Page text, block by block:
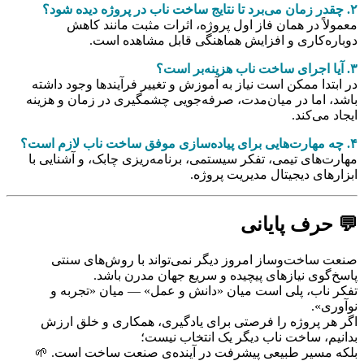
۲. چقدر زمان می‌برد تا نتایج ساخت ناب در پروژه دیده شود؟
معمولاً در همان فاز اول پروژه، اثرات مثبت مانند کاهش
دوباره‌کاری و افزایش هماهنگی قابل مشاهده است.
۳. آیا اجرای ساخت ناب هزینه‌بر است؟
در ابتدا ممکن است نیاز به آموزش و تغییر فرآیندها وجود داشته
باشد، اما در میان‌مدت، صرفه‌جویی چشمگیری در زمان و هزینه
ایجاد می‌کند.
۴. چه مهارت‌هایی برای پیاده‌سازی موفق ساخت ناب لازم است؟
مهارت‌های تیمی، تفکر سیستمی، برنامه‌ریزی چابک، و آشنایی با
ابزارهای دیجیتال مدیریت پروژه.
💬 حرف پایانی
صنعت ساخت‌وساز امروز دیگر نمی‌تواند با روش‌های سنتی
پاسخ‌گوی نیازهای پیچیده و سریع جهان مدرن باشد.
تفکر ناب، پلی است میان «دانش و عمل» — میان «تجربه و
نوآوری».
اگر هر پروژه را فرصتی برای یادگیری، همکاری و خلق ارزش
بدانیم، ساخت ناب دیگر یک انتخاب نیست؛
بلکه مسیر طبیعی پیشرفت در آینده‌ی صنعت ساخت است. 🌱